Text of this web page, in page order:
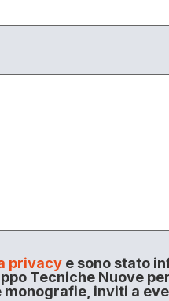
privacye sono stato
Tecniche Nuove
inviti a